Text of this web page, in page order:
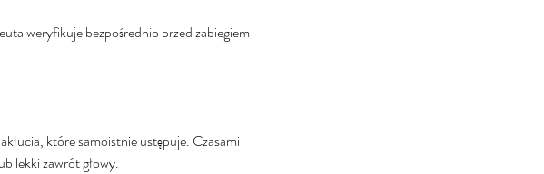
weryfikuje bezpośrednio przed zabiegiem
które samoistnie ustępuje. Czasami
lekki zawrót głowy.